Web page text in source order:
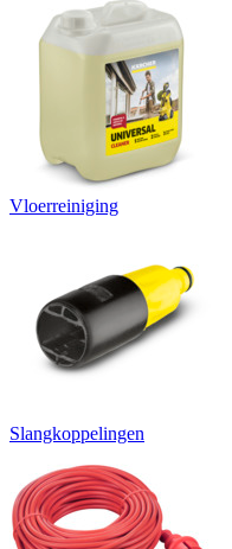
Vloerreiniging
Slangkoppelingen